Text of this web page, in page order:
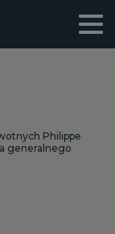
Philippe
generalnego